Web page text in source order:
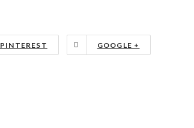
PINTEREST GOOGLE +